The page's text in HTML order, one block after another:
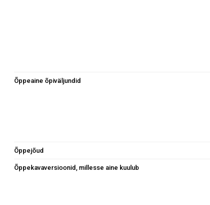
Õppeaine õpiväljundid
Õppejõud
Õppekavaversioonid, millesse aine kuulub